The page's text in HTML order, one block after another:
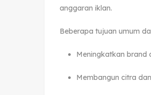
anggaran iklan.
Beberapa tujuan umum
Meningkatkan brand
Membangun citra